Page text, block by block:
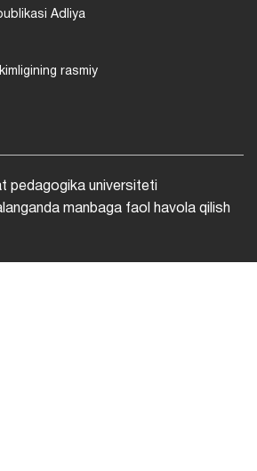
Adliya
rasmiy
pedagogika universiteti
manbaga faol havola qilish